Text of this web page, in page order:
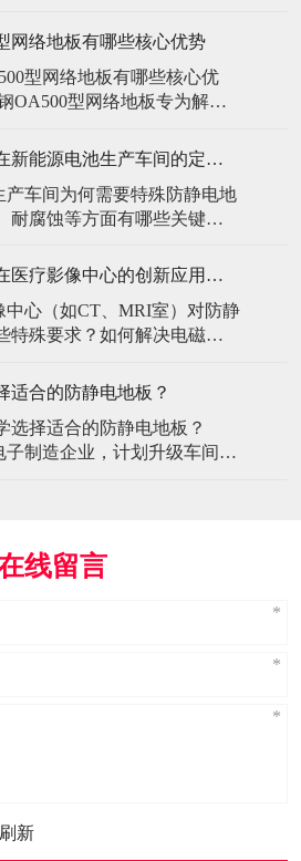
房规划区域内最重设备的单
指服务器机柜的支脚压
在1960N，主流的优质复合地
网络地板有哪些核心优势
型网络地板有哪些核心优
OA500型网络地板专为解决
： 高强度结构：采用优质冷
接成型，表面磷化后静电喷
，承重性能优异。 便捷布
线槽板设计，可轻松掀起盖
防静电地板在新能源电池生产车间的定制化解决方案
产车间为何需要特殊防静电地
耐腐蚀等方面有哪些关键技
殊场景，需要全方位防护方
等级：Ex IIB T4（ATEX认
放速度：<0.
防静电地板在医疗影像中心的创新应用方案
中心（如CT、MRI室）对防静
特殊要求？如何解决电磁干
防静电地板提出了前所未有
电磁兼容性要求 •
无磁：磁化率<0.001（
适合的防静电地板？
选择适合的防静电地板？
子制造企业，计划升级车间地
指标及长期维护成本综合考
行业多年的广东立品地板科
线留言